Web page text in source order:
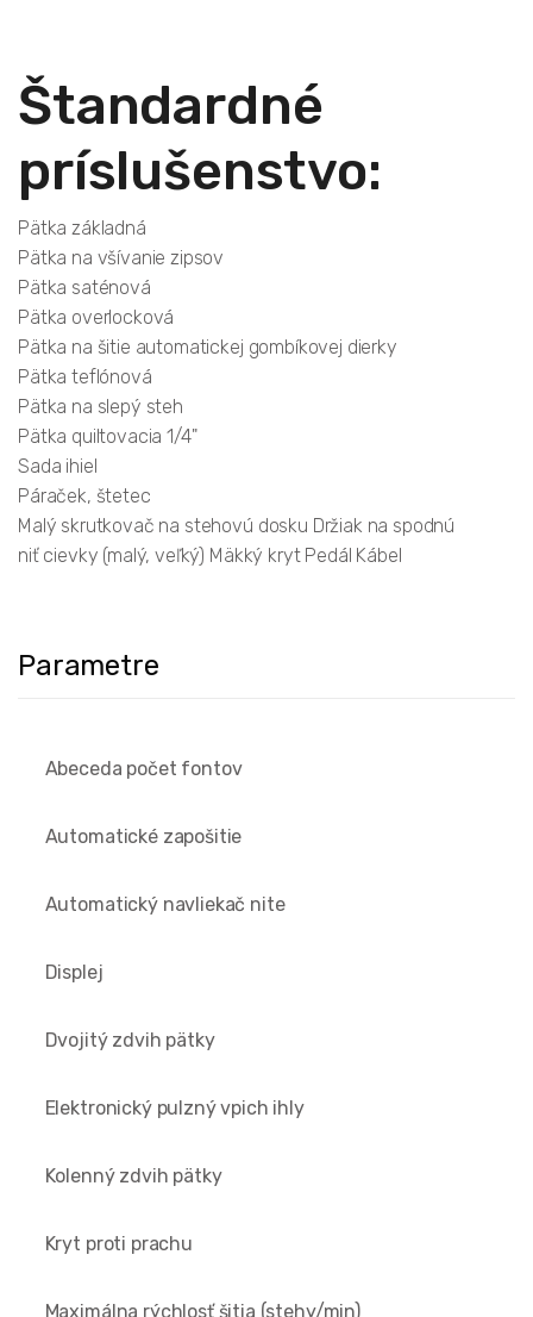
Štandardné
príslušenstvo:
Pätka základná
Pätka na všívanie zipsov
Pätka saténová
Pätka overlocková
Pätka na šitie automatickej gombíkovej dierky
Pätka teflónová
Pätka na slepý steh
Pätka quiltovacia 1/4"
Sada ihiel
Páraček, štetec
Malý skrutkovač na stehovú dosku Držiak na spodnú
niť cievky (malý, veľký) Mäkký kryt Pedál Kábel
Parametre
Abeceda počet fontov
Automatické zapošitie
Automatický navliekač nite
Displej
Dvojitý zdvih pätky
Elektronický pulzný vpich ihly
Kolenný zdvih pätky
Kryt proti prachu
Maximálna rýchlosť šitia (stehy/min)